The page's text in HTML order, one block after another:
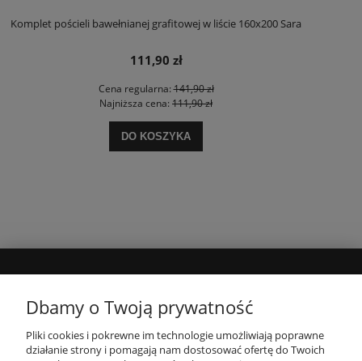
Komplet pościeli bawełnianej grafitowej w liście 160x200 Sara
111,90 zł
Cena regularna:141,90 zł
Najniższa cena: 111,90 zł
DO KOSZYKA
INFORMACJE
Dbamy o Twoją prywatność
Pliki cookies i pokrewne im technologie umożliwiają poprawne
działanie strony i pomagają nam dostosować ofertę do Twoich